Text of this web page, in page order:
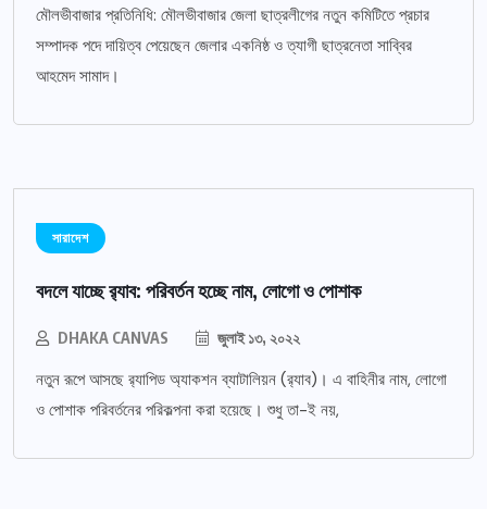
মৌলভীবাজার প্রতিনিধি: মৌলভীবাজার জেলা ছাত্রলীগের নতুন কমিটিতে প্রচার
সম্পাদক পদে দায়িত্ব পেয়েছেন জেলার একনিষ্ঠ ও ত্যাগী ছাত্রনেতা সাব্বির
আহমেদ সামাদ।
সারাদেশ
বদলে যাচ্ছে র‌্যাব: পরিবর্তন হচ্ছে নাম, লোগো ও পোশাক
DHAKA CANVAS জুলাই ১৩, ২০২২
নতুন রূপে আসছে র‌্যাপিড অ্যাকশন ব্যাটালিয়ন (র‌্যাব)। এ বাহিনীর নাম, লোগো
ও পোশাক পরিবর্তনের পরিকল্পনা করা হয়েছে। শুধু তা-ই নয়,